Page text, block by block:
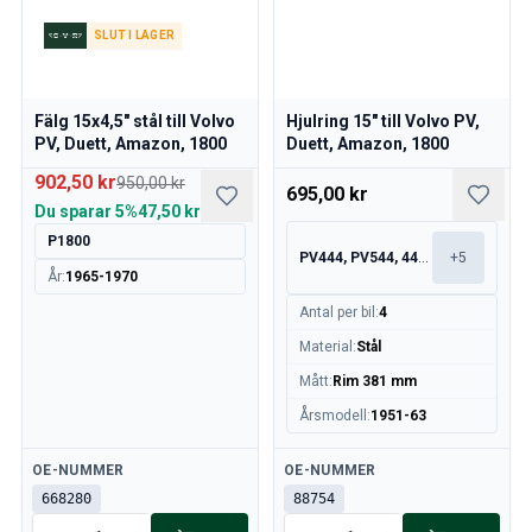
Volvo 140/164 Kylsystem
Volvo 140/164 Motordelar
Volvo 140/164 Framvagn
Volvo 140/164 Bränsle/avgassystem
Volvo 140/164 Värme/Friskluft
Volvo 140/164 Inredning
Volvo 140/164 Kraftöverföring/bakaxel
Volvo 140/164 Däck/Fälg/Navkapslar
Volvo 240/260 Bränsle/avgassystem
Volvo 240/260 Framvagn
Volvo 240/260 Inredning
Volvo 240/260 Däck/fälg
SLUT I LAGER
Fälg 15x4,5" stål till Volvo
PV, Duett, Amazon, 1800
902,50 kr950,00 kr
Du sparar 5%47,50 kr
P1800
År:1965-1970
Tillgänglig
OE-NUMMER
668280
Hjulring 15" till Volvo PV,
Duett, Amazon, 1800
695,00 kr
PV444, PV544, 445, 210 +5
Antal per bil :4
Material :Stål
Mått: Rim 381 mm
Årsmodell :1951-63
Tillgänglig
OE-NUMMER
88754